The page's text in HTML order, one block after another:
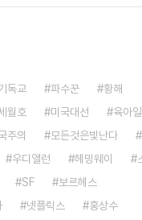
독교 파수꾼
황해
월호 미국대선
육아
주의
모든것은빛난다
우디앨런 헤밍웨이
SF
보르헤스
넷플릭스 홍상수